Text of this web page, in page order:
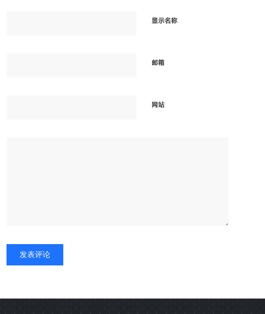
显示名称
邮箱
网站